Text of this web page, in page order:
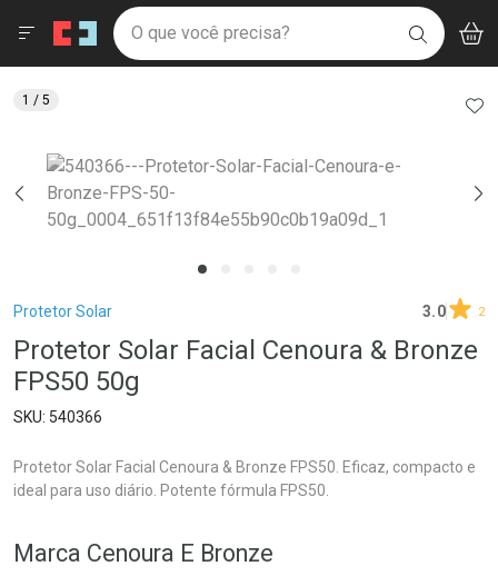
Drogaria São Paulo
Ir direto para a home
pela página
Ir direto para o conteúdo
Ir direto para a busca
Ir direto para a conta
Ir direto para a notificações
Ir direto para o carrinho
Ir direto para o menu
Faça a sua busca
O que você precisa? BUSCAR
Menu
Breadcrumb
Protetor Solar 3.0 2
Protetor Solar Facial Cenoura & Bronze
FPS50 50g
540366
Protetor Solar Facial Cenoura & Bronze FPS50. Eficaz, compacto e
ideal para uso diário. Potente fórmula FPS50.
1 / 5
Marca Cenoura E Bronze
Baixe nosso APP e aproveite Ofertas Exclusivas!
BAIXE
O APP